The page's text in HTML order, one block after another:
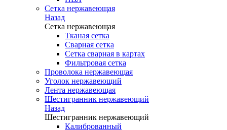
Сетка нержавеющая
Назад
Сетка нержавеющая
Тканая сетка
Сварная сетка
Сетка сварная в картах
Фильтровая сетка
Проволока нержавеющая
Уголок нержавеющий
Лента нержавеющая
Шестигранник нержавеющий
Назад
Шестигранник нержавеющий
Калиброванный